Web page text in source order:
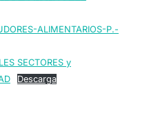
ALIMENTARIOS-P.-
SECTORES y
Descarga